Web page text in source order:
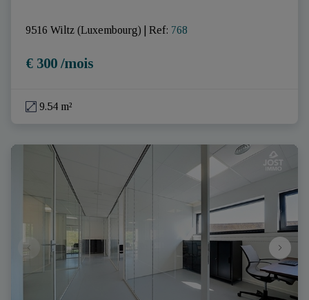
9516 Wiltz (Luxembourg) Ref: 768
€ 300 /mois
9.54 m²